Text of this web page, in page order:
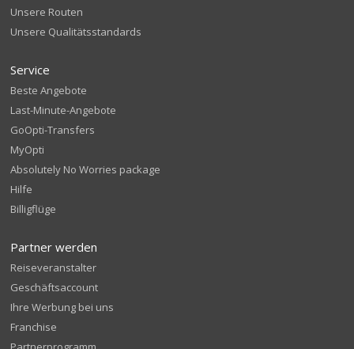
Unsere Routen
Unsere Qualitätsstandards
Service
Beste Angebote
Last-Minute-Angebote
GoOpti-Transfers
MyOpti
Absolutely No Worries package
Hilfe
Billigflüge
Partner werden
Reiseveranstalter
Geschäftsaccount
Ihre Werbung bei uns
Franchise